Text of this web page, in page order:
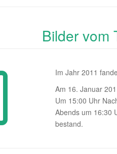
Bilder vom
Im Jahr 2011
Am 16. Januar
Um 15:00 Uhr
Abends um 16:30
bestand.